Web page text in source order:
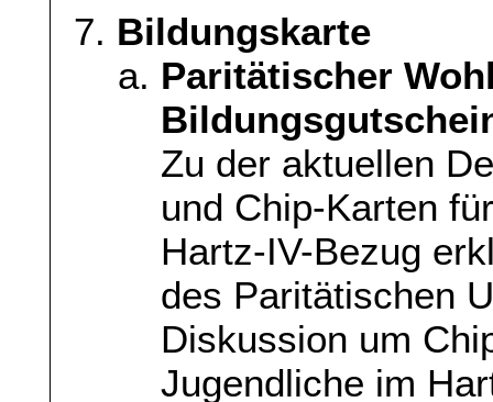
Bildungskarte
Paritätischer
Zu der aktuellen
und Chip-Karten
Hartz-IV-Bezug
des Paritätischen
Diskussion um
Jugendliche im